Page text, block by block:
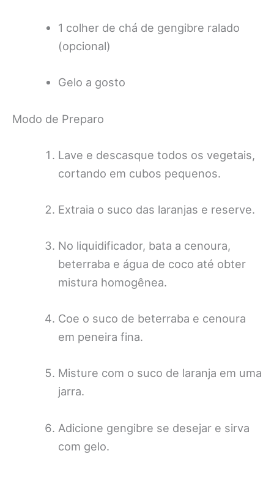
1 colher de chá de gengibre ralado
(opcional)
Gelo a gosto
Modo de Preparo
Lave e descasque todos os vegetais,
cortando em cubos pequenos.
Extraia o suco das laranjas e reserve.
No liquidificador, bata a cenoura,
beterraba e água de coco até obter
mistura homogênea.
Coe o suco de beterraba e cenoura
em peneira fina.
Misture com o suco de laranja em uma
jarra.
Adicione gengibre se desejar e sirva
com gelo.